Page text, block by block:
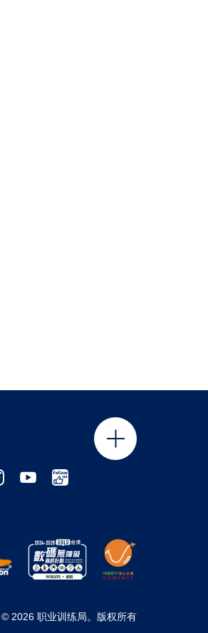
© 2026 职业训练局。版权所有